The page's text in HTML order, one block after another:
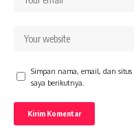
Simpan nama, email, dan
saya berikutnya.